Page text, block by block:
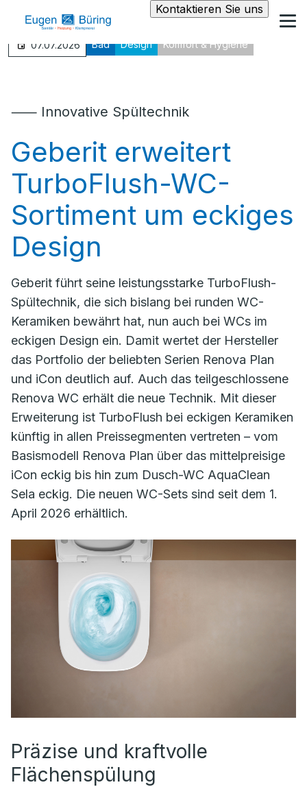
Kontaktieren Sie uns
07.07.2026 Bad Design Komfort & Hygiene
⸺ Innovative Spültechnik
Geberit erweitert
TurboFlush-WC-
Sortiment um eckiges
Design
Geberit führt seine leistungsstarke TurboFlush-
Spültechnik, die sich bislang bei runden WC-
Keramiken bewährt hat, nun auch bei WCs im
eckigen Design ein. Damit wertet der Hersteller
das Portfolio der beliebten Serien Renova Plan
und iCon deutlich auf. Auch das teilgeschlossene
Renova WC erhält die neue Technik. Mit dieser
Erweiterung ist TurboFlush bei eckigen Keramiken
künftig in allen Preissegmenten vertreten – vom
Basismodell Renova Plan über das mittelpreisige
iCon eckig bis hin zum Dusch-WC AquaClean
Sela eckig. Die neuen WC-Sets sind seit dem 1.
April 2026 erhältlich.
Präzise und kraftvolle
Flächenspülung